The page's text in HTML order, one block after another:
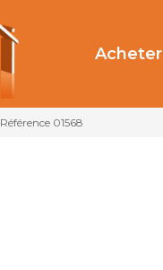
Acheter
Référence 01568